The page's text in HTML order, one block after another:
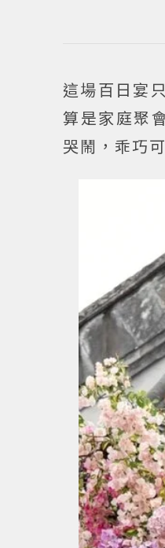
這場百日宴
算是家庭聚
哭鬧，乖巧